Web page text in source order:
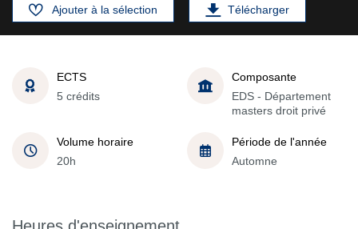
Ajouter à la sélection Télécharger
ECTS
5 crédits
Composante
EDS - Département
masters droit privé
Volume horaire
20h
Période de l'année
Automne
Heures d'enseignement